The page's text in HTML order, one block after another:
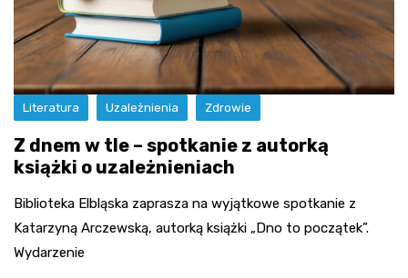
Literatura Uzależnienia Zdrowie
Z dnem w tle – spotkanie z autorką
książki o uzależnieniach
Biblioteka Elbląska zaprasza na wyjątkowe spotkanie z
Katarzyną Arczewską, autorką książki „Dno to początek”.
Wydarzenie